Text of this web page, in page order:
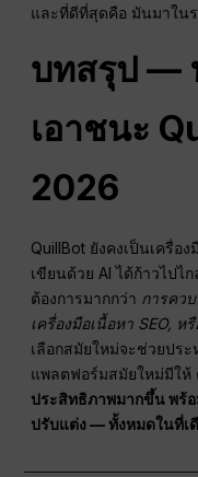
และที่ดีที่สุดคือ มันมาใน
บทสรุป —
เอาชนะ
2026
QuillBot ยังคงเป็นเครื่อ
เขียนด้วย AI ได้ก้าวไปไ
ต้องการมากกว่า การคว
เครื่องมือเนื้อหา SEO,
เลือกสมัยใหม่จะช่วยปร
แพลตฟอร์มสมัยใหม่มีให้
ประสิทธิภาพมากขึ้น พร้อ
ปรับแต่ง — ทั้งหมดในที่เ